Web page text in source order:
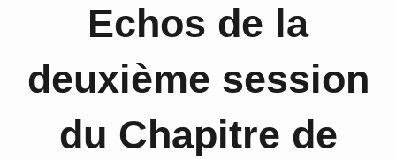
Echos de la
deuxième session
du Chapitre de